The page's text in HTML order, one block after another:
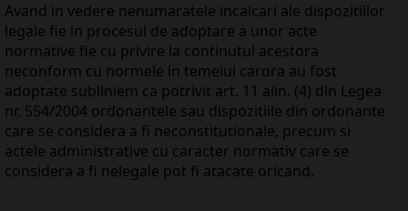
Avand in vedere nenumaratele incalcari ale dispozitiilor
legale fie in procesul de adoptare a unor acte
normative fie cu privire la continutul acestora
neconform cu normele in temeiul carora au fost
adoptate subliniem ca potrivit art. 11 alin. (4) din Legea
nr. 554/2004 ordonantele sau dispozitiile din ordonante
care se considera a fi neconstitutionale, precum si
actele administrative cu caracter normativ care se
considera a fi nelegale pot fi atacate oricand.